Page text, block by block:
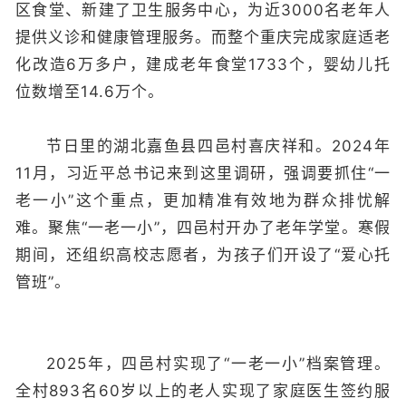
区食堂、新建了卫生服务中心，为近3000名老年人
提供义诊和健康管理服务。而整个重庆完成家庭适老
化改造6万多户，建成老年食堂1733个，婴幼儿托
位数增至14.6万个。
节日里的湖北嘉鱼县四邑村喜庆祥和。2024年
11月，习近平总书记来到这里调研，强调要抓住“一
老一小”这个重点，更加精准有效地为群众排忧解
难。聚焦“一老一小”，四邑村开办了老年学堂。寒假
期间，还组织高校志愿者，为孩子们开设了“爱心托
管班”。
2025年，四邑村实现了“一老一小”档案管理。
全村893名60岁以上的老人实现了家庭医生签约服